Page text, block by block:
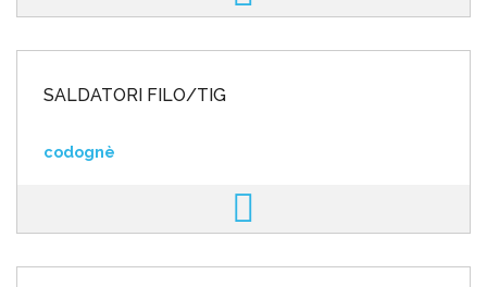
SALDATORI FILO/TIG
codognè